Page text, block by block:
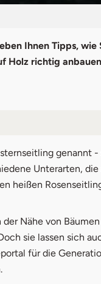
Ihnen Tipps, wie
Holz richtig
genannt -
Unterarten, die
heißen
Nähe von
sie lassen sich
für die